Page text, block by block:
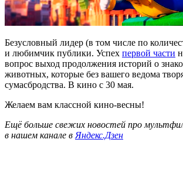
Безусловный лидер (в том числе по
и любимчик публики. Успех первой части
вопрос выход продолжения историй о
животных, которые без вашего ведома
сумасбродства. В кино с 30 мая.
Желаем вам классной кино-весны!
Ещё больше свежих новостей про
в нашем канале в Яндекс.Дзен